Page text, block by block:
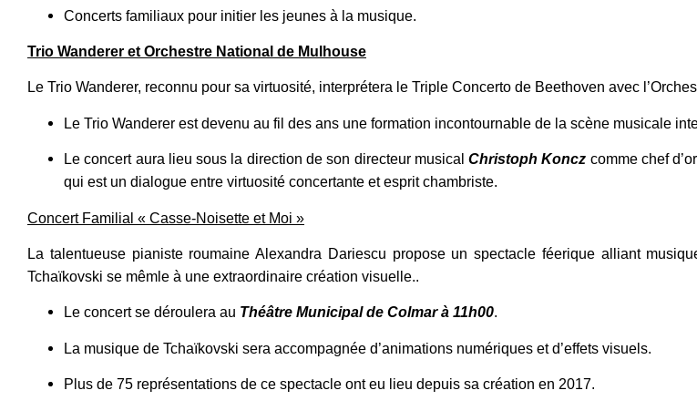
Concerts familiaux pour initier les jeunes à la musique.
Trio Wanderer et Orchestre National de Mulhouse
Le Trio Wanderer, reconnu pour sa virtuosité, interprétera le Triple Concerto de Beethoven avec
Le Trio Wanderer est devenu au fil des ans une formation incontournable de la scène musicale
Le concert aura lieu sous la direction de son directeur musicalChristoph Koncz comme chef
qui est un dialogue entre virtuosité concertante et esprit chambriste.
Concert Familial « Casse-Noisette et Moi »
La talentueuse pianiste roumaine Alexandra Dariescu propose un spectacle féerique alliant
Tchaïkovski se mêmle à une extraordinaire création visuelle..
Le concert se déroulera au Théâtre Municipal de Colmar à 11h00.
La musique de Tchaïkovski sera accompagnée d’animations numériques et d’effets visuels.
Plus de 75 représentations de ce spectacle ont eu lieu depuis sa création en 2017. ​